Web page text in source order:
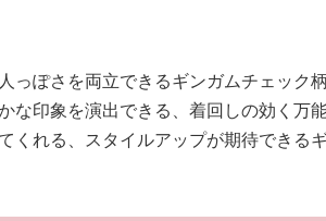
っぽさを両立できるギンガムチェック
な印象を演出できる、着回しの効く万能
くれる、スタイルアップが期待できる